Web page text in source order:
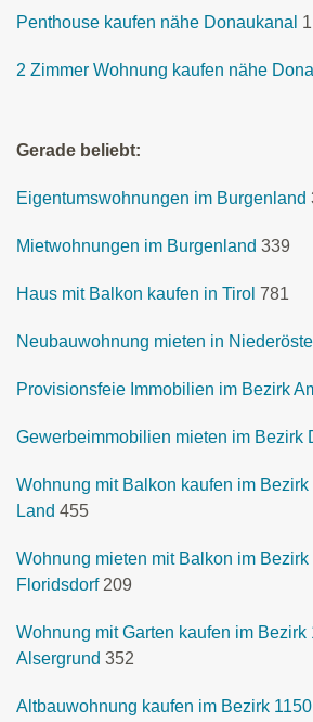
Penthouse kaufen nähe Donaukanal 1
2 Zimmer Wohnung kaufen nähe
Gerade beliebt:
Eigentumswohnungen im Burgenland
Mietwohnungen im Burgenland 339
Haus mit Balkon kaufen in Tirol 781
Neubauwohnung mieten in
Provisionsfeie Immobilien im Bezirk
Gewerbeimmobilien mieten im Bezirk
Wohnung mit Balkon kaufen im Bezirk
Land 455
Wohnung mieten mit Balkon im
Floridsdorf 209
Wohnung mit Garten kaufen im Bezirk
Alsergrund 352
Altbauwohnung kaufen im Bezirk